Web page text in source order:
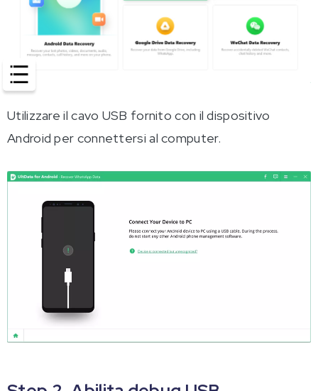
Utilizzare il cavo USB fornito con il dispositivo
Android per connettersi al computer.